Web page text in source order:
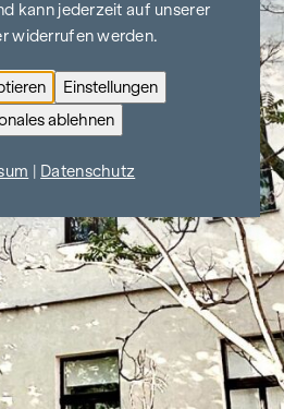
kann jederzeit auf unserer
widerrufen werden.
Einstellungen
ablehnen
Datenschutz